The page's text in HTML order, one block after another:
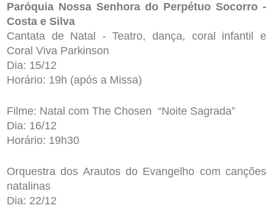
Paróquia Nossa Senhora do Perpétuo Socorro -
Costa e Silva
Cantata de Natal - Teatro, dança, coral infantil e
Coral Viva Parkinson
Dia: 15/12
Horário: 19h (após a Missa)
Filme: Natal com The Chosen “Noite Sagrada”
Dia: 16/12
Horário: 19h30
Orquestra dos Arautos do Evangelho com canções
natalinas
Dia: 22/12